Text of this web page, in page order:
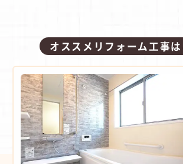
オススメリフォーム工事